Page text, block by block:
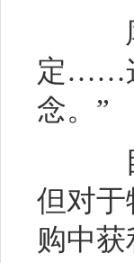
库
定……
念。”
目
但对于
购中